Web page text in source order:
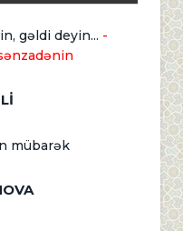
gəldi deyin... -
mübarək